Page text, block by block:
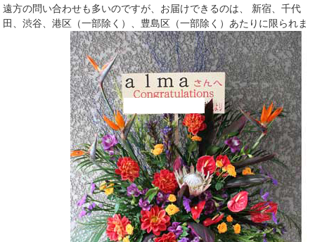
遠方の問い合わせも多いのですが、お届けできるのは、 新宿、千代
田、渋谷、港区（一部除く）、豊島区（一部除く）あたりに限られま